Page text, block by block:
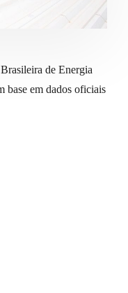
de Energia
em dados oficiais